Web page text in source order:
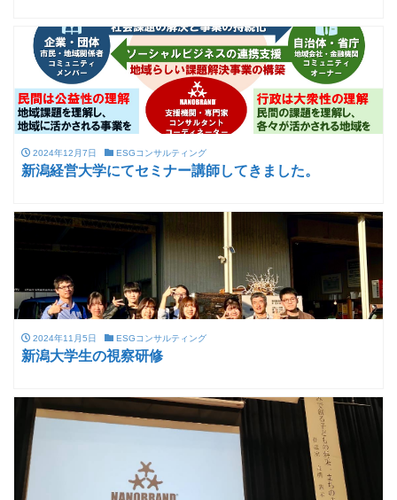
2024年12月7日 ESGコンサルティング
新潟経営大学にてセミナー講師してきました。
2024年11月5日 ESGコンサルティング
新潟大学生の視察研修